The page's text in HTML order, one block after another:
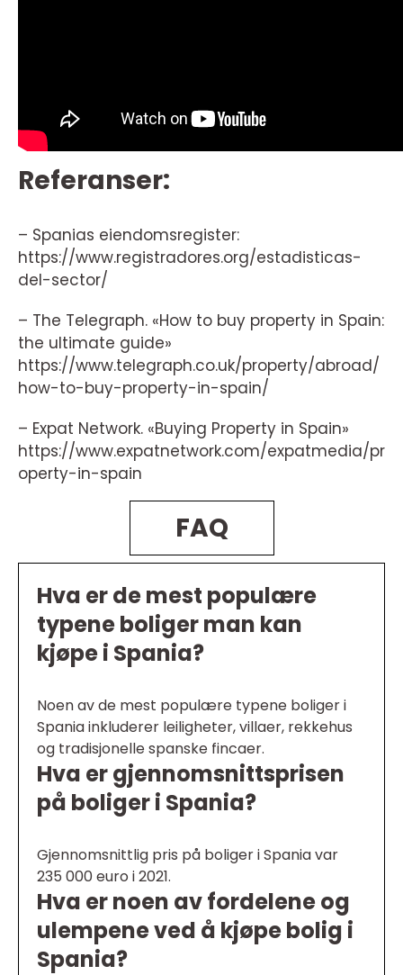
Referanser:
– Spanias eiendomsregister:
https://www.registradores.org/estadisticas-
del-sector/
– The Telegraph. «How to buy property in Spain:
the ultimate guide»
https://www.telegraph.co.uk/property/abroad/
how-to-buy-property-in-spain/
– Expat Network. «Buying Property in Spain»
https://www.expatnetwork.com/expatmedia/pr
operty-in-spain
FAQ
Hva er de mest populære
typene boliger man kan
kjøpe i Spania?
Noen av de mest populære typene boliger i
Spania inkluderer leiligheter, villaer, rekkehus
og tradisjonelle spanske fincaer.
Hva er gjennomsnittsprisen
på boliger i Spania?
Gjennomsnittlig pris på boliger i Spania var
235 000 euro i 2021.
Hva er noen av fordelene og
ulempene ved å kjøpe bolig i
Spania?